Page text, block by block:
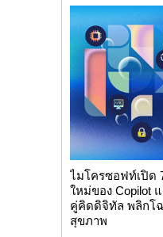
ไมโครซอฟท์เปิด
ใหม่ของ Copilot
คู่คิดดิจิทัล พลิกโ
สุขภาพ